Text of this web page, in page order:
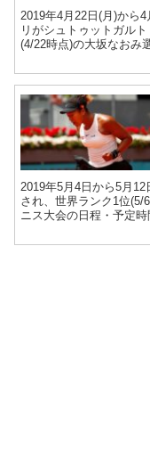
2019年4月22日(月)から
リがシュトゥットガル
(4/22時点)の大坂なお
2019年5月4日から5月
され、世界ランク1位(5/
ニス大会の日程・予定